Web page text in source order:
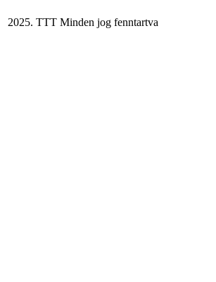
2025. TTT Minden jog fenntartva